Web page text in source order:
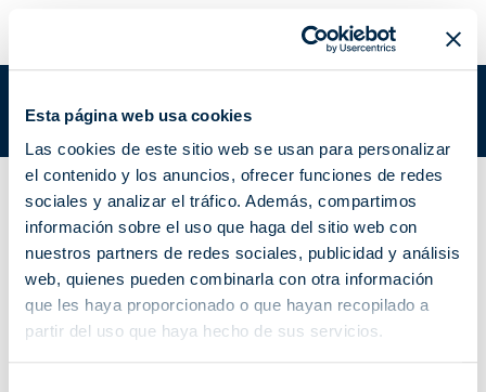
Esta página web usa cookies
Las cookies de este sitio web se usan para personalizar
el contenido y los anuncios, ofrecer funciones de redes
sociales y analizar el tráfico. Además, compartimos
información sobre el uso que haga del sitio web con
nuestros partners de redes sociales, publicidad y análisis
web, quienes pueden combinarla con otra información
que les haya proporcionado o que hayan recopilado a
partir del uso que haya hecho de sus servicios.
Estás en:Academy/ Documentación academy
DOMÓTICO | A530065
Accesorios de domótica
EMISOR DOMÓTICO
| A530065